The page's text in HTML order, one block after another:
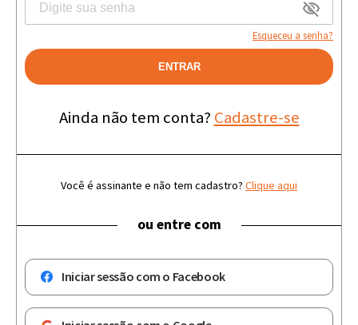
Esqueceu a senha?
ENTRAR
Ainda não tem conta? Cadastre-se
Você é assinante e não tem cadastro? Clique aqui
ou entre com
Iniciar sessão com o Facebook